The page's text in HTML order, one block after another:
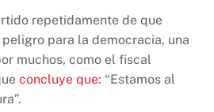
repetidamente de que
para la democracia, una
muchos, como el fiscal
concluye que: “Estamos al